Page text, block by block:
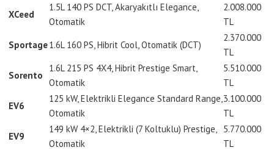
XCeed
1.5L 140 PS DCT, Akaryakıtlı Elegance,
Otomatik
2.008.000
TL
Sportage1.6L 160 PS, Hibrit Cool, Otomatik (DCT)
2.370.000
TL
Sorento
1.6L 215 PS 4X4, Hibrit Prestige Smart,
Otomatik
5.510.000
TL
EV6
125 kW, Elektrikli Elegance Standard Range,
Otomatik
3.100.000
TL
EV9
149 kW 4×2, Elektrikli (7 Koltuklu) Prestige,
Otomatik
5.770.000
TL